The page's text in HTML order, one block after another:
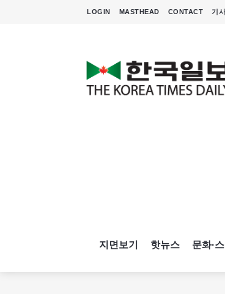
LOGIN MASTHEAD CONTACT 기
지면보기 핫뉴스 문화·